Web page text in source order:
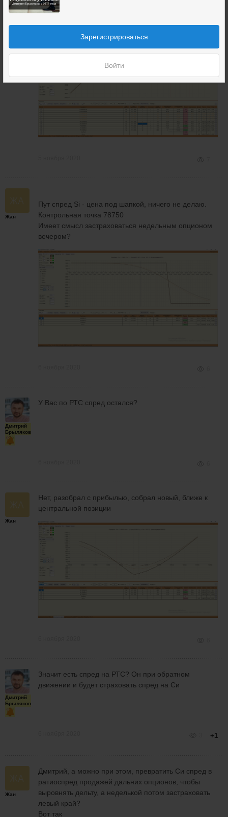
Зарегистрироваться
Войти
проданный длинный стренгл, страховка на выходные
Жан
Пут спред Si - цена под шапкой, ничего не делаю.
Контрольная точка 78750
Имеет смысл застраховаться недельным опционом
вечером?
Дмитрий
Брыляков
У Вас по РТС спред остался?
Жан
Нет, разобрал с прибылью, собрал новый, ближе к
центральной позиции
Дмитрий
Брыляков
Значит есть спред на РТС? Он при обратном
движении и будет страховать спред на Си
+1
Жан
Дмитрий, а можно при этом, превратить Си спред в
ратиоспред продажей дальних опционов, чтобы
выровнять дельту, а неделькой потом застраховать
левый край?
Вот так